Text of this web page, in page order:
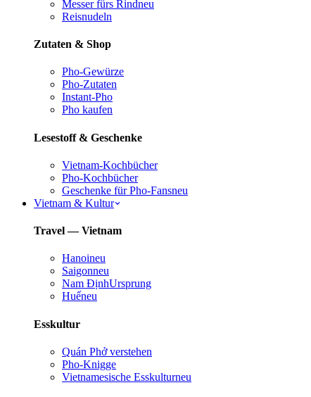
Messer fürs Rindneu
Reisnudeln
Zutaten & Shop
Pho-Gewürze
Pho-Zutaten
Instant-Pho
Pho kaufen
Lesestoff & Geschenke
Vietnam-Kochbücher
Pho-Kochbücher
Geschenke für Pho-Fansneu
Vietnam & Kultur
Travel — Vietnam
Hanoineu
Saigonneu
Nam ĐịnhUrsprung
Huếneu
Esskultur
Quán Phở verstehen
Pho-Knigge
Vietnamesische Esskulturneu